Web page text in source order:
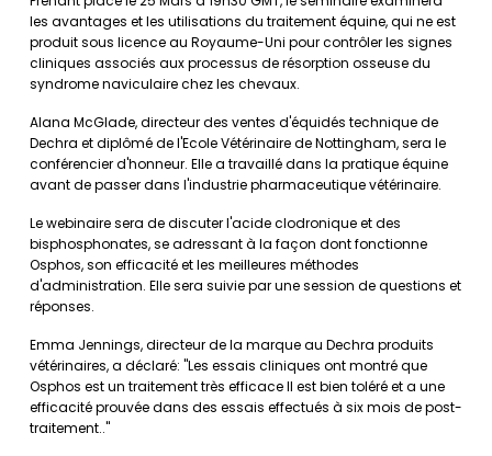
les avantages et les utilisations du traitement équine, qui ne est
produit sous licence au Royaume-Uni pour contrôler les signes
cliniques associés aux processus de résorption osseuse du
syndrome naviculaire chez les chevaux.
Alana McGlade, directeur des ventes d'équidés technique de
Dechra et diplômé de l'Ecole Vétérinaire de Nottingham, sera le
conférencier d'honneur. Elle a travaillé dans la pratique équine
avant de passer dans l'industrie pharmaceutique vétérinaire.
Le webinaire sera de discuter l'acide clodronique et des
bisphosphonates, se adressant à la façon dont fonctionne
Osphos, son efficacité et les meilleures méthodes
d'administration. Elle sera suivie par une session de questions et
réponses.
Emma Jennings, directeur de la marque au Dechra produits
vétérinaires, a déclaré: "Les essais cliniques ont montré que
Osphos est un traitement très efficace Il est bien toléré et a une
efficacité prouvée dans des essais effectués à six mois de post-
traitement.."